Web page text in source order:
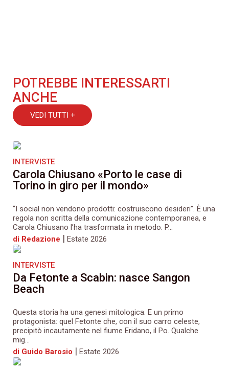
POTREBBE INTERESSARTI
ANCHE
VEDI TUTTI +
INTERVISTE
Carola Chiusano «Porto le case di
Torino in giro per il mondo»
“I social non vendono prodotti: costruiscono desideri”. È una
regola non scritta della comunicazione contemporanea, e
Carola Chiusano l’ha trasformata in metodo. P...
di Redazione | Estate 2026
INTERVISTE
Da Fetonte a Scabin: nasce Sangon
Beach
Questa storia ha una genesi mitologica. E un primo
protagonista: quel Fetonte che, con il suo carro celeste,
precipitò incautamente nel fiume Eridano, il Po. Qualche
mig...
di Guido Barosio | Estate 2026